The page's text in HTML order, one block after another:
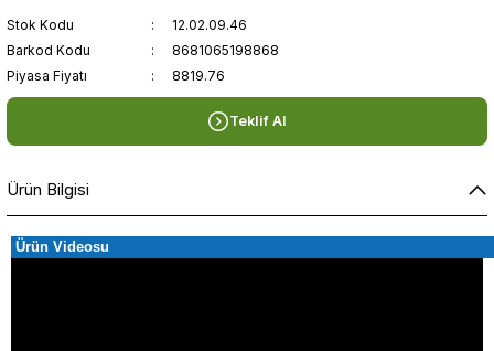
Stok Kodu
12.02.09.46
Barkod Kodu
8681065198868
Piyasa Fiyatı
8819.76
Teklif Al
Ürün Bilgisi
Ürün Videosu